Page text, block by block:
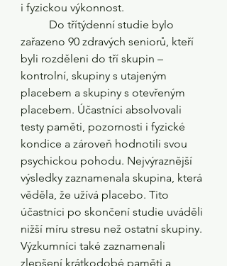
i fyzickou výkonnost.
zařazeno 90 zdravých seniorů, kteří
byli rozděleni do tří skupin –
kontrolní, skupiny s utajeným
placebem a skupiny s otevřeným
placebem. Účastníci absolvovali
testy paměti, pozornosti i fyzické
kondice a zároveň hodnotili svou
psychickou pohodu. Nejvýraznější
výsledky zaznamenala skupina, která
věděla, že užívá placebo. Tito
účastníci po skončení studie uváděli
nižší míru stresu než ostatní skupiny.
Výzkumníci také zaznamenali
zlepšení krátkodobé paměti a